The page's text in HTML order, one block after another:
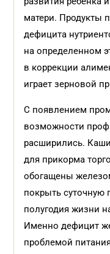
матери. Продукты
дефицита
на определенном
в коррекции
играет зерновой
С появлением
возможности
расширились.
для прикорма
обогащены
покрыть суточную
полугодия жизни
Именно дефицит
проблемой